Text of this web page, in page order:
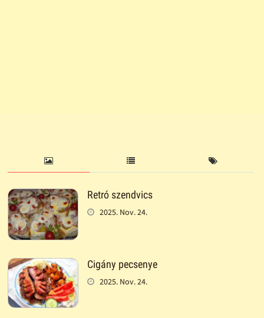
Retró szendvics
2025. Nov. 24.
Cigány pecsenye
2025. Nov. 24.